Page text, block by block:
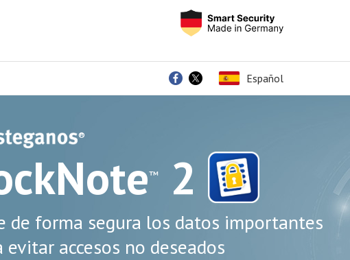
Español
®
™ 2
de forma segura los datos importantes
evitar accesos no deseados